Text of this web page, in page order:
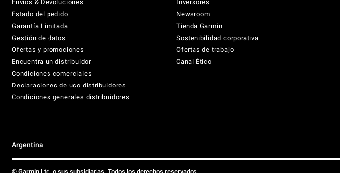
Envíos & Devoluciones
Estado del pedido
Garantía Limitada
Gestión de datos
Ofertas y promociones
Encuentra un distribuidor
Condiciones comerciales
Declaraciones de uso distribuidores
Condiciones generales distribuidores
Inversores
Newsroom
Tienda Garmin
Sostenibilidad corporativa
Ofertas de trabajo
Canal Ético
Argentina
© Garmin Ltd. o sus subsidiarias. Todos los derechos reservados.